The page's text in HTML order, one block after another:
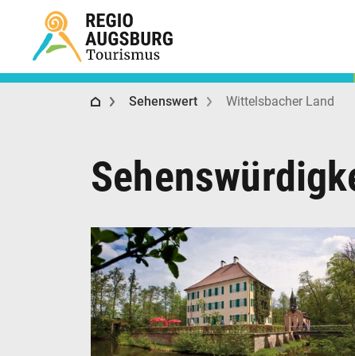
Regio Augsburg Tourismus
Sehenswert Wittelsbacher Land
Straße“. In dem Wasserschloss finden jährlich
Ausstellungen zum Leben der schönen
Wittelsbacherin Elisabeth statt.
Sisi Schloss Homepage
Sisi Straße
Beschreibung schließen
Der Stadtplatz ist das historische Zentrum
1120 erstmals urkundlich erwähnten
altbayerischen Herzogstadt Aichach. Dieser
Straßenzug erstreckt sich zwischen zwei im
Kern gotischen Stadttoren, dem Oberen und